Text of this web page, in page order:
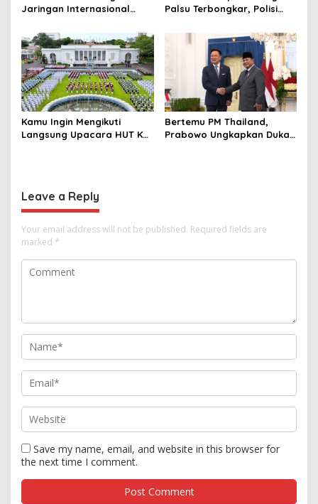
Jaringan Internasional
Narkoba, 7 Tersangka
Diringkus dan Barang Bukti
1,1 Ton Rp119 Miliar
Dimusnahkan
Palsu Terbongkar, Polisi
Perusahaan untuk Crypto
Kamu Ingin Mengikuti
Langsung Upacara HUT Ke-
Bertemu PM Thailand,
Prabowo Ungkapkan Duka
Leave a Reply
Your email address will not be published. Required fields are
marked *
Save my name, email, and website in this browser for
the next time I comment.